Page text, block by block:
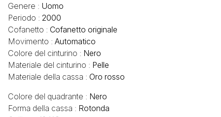
Genere : Uomo
Periodo : 2000
Cofanetto : Cofanetto originale
Movimento : Automatico
Colore del cinturino : Nero
Materiale del cinturino : Pelle
Materiale della cassa : Oro rosso
Colore del quadrante : Nero
Forma della cassa : Rotonda